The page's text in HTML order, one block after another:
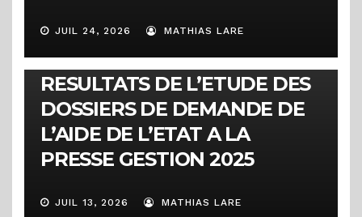
JUIL 24, 2026 MATHIAS LARE
COMMUNIQUÉS
RESULTATS DE L’ETUDE DES
DOSSIERS DE DEMANDE DE
L’AIDE DE L’ETAT A LA
PRESSE GESTION 2025
JUIL 13, 2026 MATHIAS LARE
COMMUNIQUÉS